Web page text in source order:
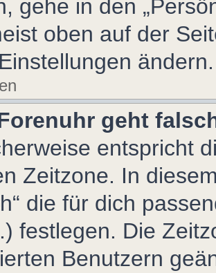
gehe in den
oben auf der
ändern.
geht
entspricht
Zeitzone. In
die für dich
festlegen. Die
Benutzern